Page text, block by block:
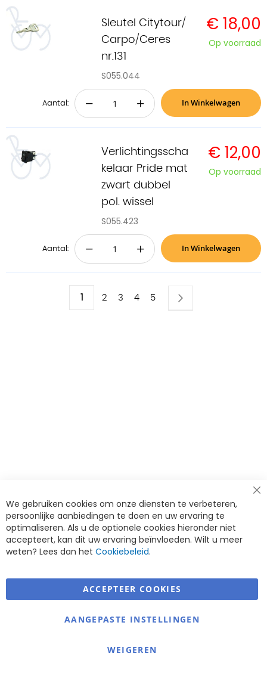
Sleutel Citytour/
Carpo/Ceres
nr.131
S055.044
€ 18,00
Op voorraad
Aantal: − + In Winkelwagen
Verlichtingsscha
kelaar Pride mat
zwart dubbel
pol. wissel
S055.423
€ 12,00
Op voorraad
Aantal: − + In Winkelwagen
U1 Pagina
2 Pagina
3 Pagina
4 Pagina
5
Warmerdam Revalidatie Service
Informatie
We gebruiken cookies om onze diensten te verbeteren,
persoonlijke aanbiedingen te doen en uw ervaring te
optimaliseren. Als u de optionele cookies hieronder niet
accepteert, kan dit uw ervaring beïnvloeden. Wilt u meer
weten? Lees dan het Cookiebeleid.
ACCEPTEER COOKIES
AANGEPASTE INSTELLINGEN
WEIGEREN